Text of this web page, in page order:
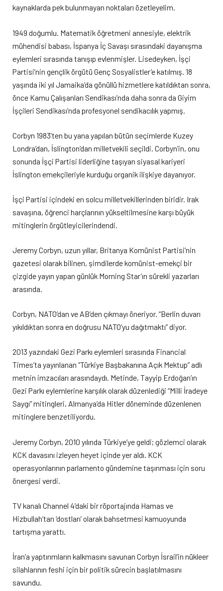
kaynaklarda pek bulunmayan noktaları özetleyelim.
1949 doğumlu. Matematik öğretmeni annesiyle, elektrik
mühendisi babası, İspanya İç Savaşı sırasındaki dayanışma
eylemleri sırasında tanışıp evlenmişler. Lisedeyken, İşçi
Partisi’nin gençlik örgütü Genç Sosyalistler’e katılmış. 18
yaşında iki yıl Jamaika’da gönüllü hizmetlere katıldıktan sonra,
önce Kamu Çalışanları Sendikası’nda daha sonra da Giyim
İşçileri Sendikası’nda profesyonel sendikacılık yapmış.
Corbyn 1983’ten bu yana yapılan bütün seçimlerde Kuzey
Londra’dan, İslington’dan milletvekili seçildi. Corbyn’in, onu
sonunda İşçi Partisi liderliğine taşıyan siyasal kariyeri
İslington emekçileriyle kurduğu organik ilişkiye dayanıyor.
İşçi Partisi içindeki en solcu milletvekillerinden biridir. Irak
savaşına, öğrenci harçlarının yükseltilmesine karşı büyük
mitinglerin örgütleyicilerindendi.
Jeremy Corbyn, uzun yıllar, Britanya Komünist Partisi’nin
gazetesi olarak bilinen, şimdilerde komünist-emekçi bir
çizgide yayın yapan günlük Morning Star’ın sürekli yazarları
arasında.
Corbyn, NATO’dan ve AB’den çıkmayı öneriyor. “Berlin duvarı
yıkıldıktan sonra en doğrusu NATO’yu dağıtmaktı” diyor.
2013 yazındaki Gezi Parkı eylemleri sırasında Financial
Times’ta yayınlanan “Türkiye Başbakanına Açık Mektup” adlı
metnin imzacıları arasındaydı. Metinde, Tayyip Erdoğan’ın
Gezi Parkı eylemlerine karşılık olarak düzenlediği “Milli İradeye
Saygı” mitingleri, Almanya’da Hitler döneminde düzenlenen
mitinglere benzetiliyordu.
Jeremy Corbyn, 2010 yılında Türkiye’ye geldi; gözlemci olarak
KCK davasını izleyen heyet içinde yer aldı. KCK
operasyonlarının parlamento gündemine taşınması için soru
önergesi verdi.
TV kanalı Channel 4’daki bir röportajında Hamas ve
Hizbullah’tan ‘dostları’ olarak bahsetmesi kamuoyunda
tartışma yarattı.
İran’a yaptırımların kalkmasını savunan Corbyn İsrail’in nükleer
silahlarının feshi için bir politik sürecin başlatılmasını
savundu.